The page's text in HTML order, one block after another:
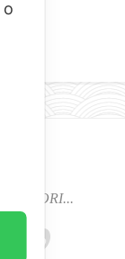
SAPORI...